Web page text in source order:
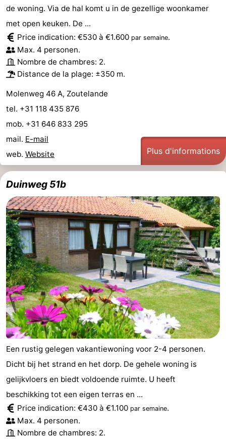
de woning. Via de hal komt u in de gezellige woonkamer
met open keuken. De ...
Price indication: €530 à €1.600 par semaine.
Max. 4 personen.
Nombre de chambres: 2.
Distance de la plage: ±350 m.
Molenweg 46 A, Zoutelande
tel. +31 118 435 876
mob. +31 646 833 295
mail. E-mail
web. Website Plus d'informations
Duinweg 51b
Een rustig gelegen vakantiewoning voor 2-4 personen.
Dicht bij het strand en het dorp. De gehele woning is
gelijkvloers en biedt voldoende ruimte. U heeft
beschikking tot een eigen terras en ...
Price indication: €430 à €1.100 par semaine.
Max. 4 personen.
Nombre de chambres: 2.